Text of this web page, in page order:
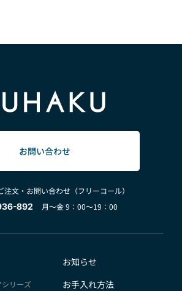
お問い合わせ
注文・お問い合わせ（フリーコール）
892
月～金 9：00～19：00
リーズ
お知らせ
お手入れ方法